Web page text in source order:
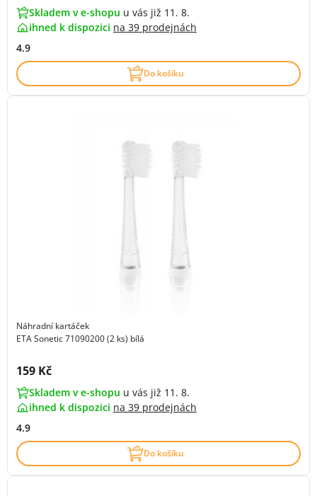
Skladem v e-shopu u vás již 11. 8.
ihned k dispozici na 39 prodejnách
4.9
Do košíku
Náhradní kartáček
ETA Sonetic 71090200 (2 ks) bílá
Cena s DPH:
159 Kč
Skladem v e-shopu u vás již 11. 8.
ihned k dispozici na 39 prodejnách
4.9
Do košíku